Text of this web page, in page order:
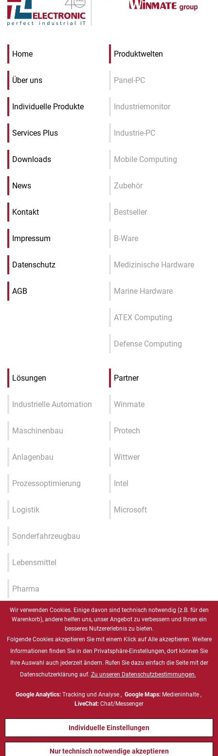
Home
Über uns
Individuelle Produkte
Services Plus
Downloads
News
Kontakt
Impressum
Datenschutz
AGB
Produktwelten
Panel-PC
Industriemonitor
Industrie-PC
Mobile Computing
Zubehör
Bestseller
B-Ware
Medizinische Hardware
Marine Hardware
ATEX Computing
Defense Computing
Lösungen
Industrielle Automation
Maschinenbau
Anlagenbau
Prozessoptimierung
Logistik
Sonderfahrzeugbau
Lebensmittel
Pharma
Industrie 4.0 / IIOT / Smart
Gesundheitswesen
Marine
Energie & Chemie, ATEX
Partner
Winmate
Protech
Wittwer
Intel
Microsoft
Wir verwenden Cookies. Einige davon sind technisch notwendig (z.B. für den
Warenkorb), andere helfen uns, unser Angebot zu verbessern und Ihnen ein
besseres Nutzererlebnis zu bieten.
Folgende Cookies akzeptieren Sie mit einem Klick auf Alle akzeptieren. Weitere
Informationen finden Sie in den Privatsphäre-Einstellungen, dort können Sie
Ihre Auswahl auch jederzeit ändern. Rufen Sie dazu einfach die Seite mit der
Datenschutzerklärung auf. Zu unseren Datenschutzbestimmungen.
Google Analytics:Tracking und Analyse , Google Maps:Medieninhalte ,
LiveChat: Chat/Messenger
Individuelle Einstellungen
Nur technisch notwendige akzeptieren